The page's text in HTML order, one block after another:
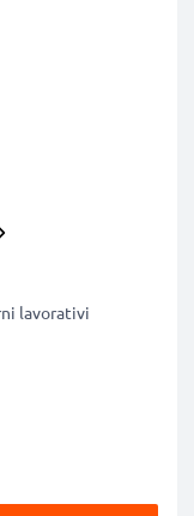
lavorativi